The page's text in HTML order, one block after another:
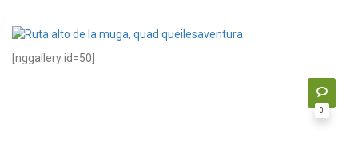
[nggallery id=50]
0